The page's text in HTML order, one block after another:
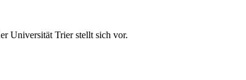
Universität Trier stellt sich vor.